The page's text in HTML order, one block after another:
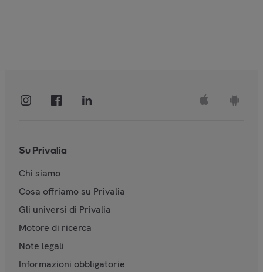
Su Privalia
Chi siamo
Cosa offriamo su Privalia
Gli universi di Privalia
Motore di ricerca
Note legali
Informazioni obbligatorie